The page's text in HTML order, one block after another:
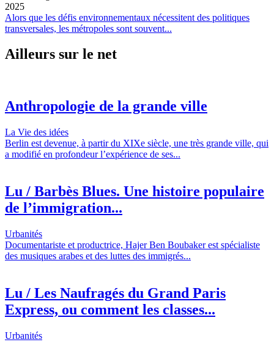
2025
Alors que les défis environnementaux nécessitent des politiques
transversales, les métropoles sont souvent...
Ailleurs sur le net
Anthropologie de la grande ville
La Vie des idées
Berlin est devenue, à partir du XIXe siècle, une très grande ville, qui
a modifié en profondeur l’expérience de ses...
Lu / Barbès Blues. Une histoire populaire
de l’immigration...
Urbanités
Documentariste et productrice, Hajer Ben Boubaker est spécialiste
des musiques arabes et des luttes des immigrés...
Lu / Les Naufragés du Grand Paris
Express, ou comment les classes...
Urbanités